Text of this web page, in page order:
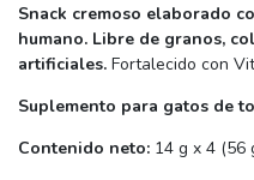
Snack cremoso elaborado
humano. Libre de granos,
artificiales. Fortalecido con
Suplemento para gatos de
Contenido neto: 14 g x 4 (56